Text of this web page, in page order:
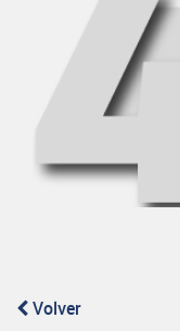
Volver